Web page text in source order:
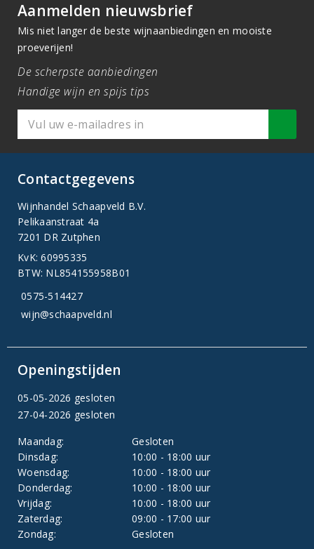
Aanmelden nieuwsbrief
Mis niet langer de beste wijnaanbiedingen en mooiste
proeverijen!
De scherpste aanbiedingen
Handige wijn en spijs tips
Contactgegevens
Wijnhandel Schaapveld B.V.
Pelikaanstraat 4a
7201 DR Zutphen
KvK: 60995335
BTW: NL854155958B01
0575-514427
wijn@schaapveld.nl
Openingstijden
05-05-2026 gesloten
27-04-2026 gesloten
Maandag:
Gesloten
Dinsdag:
10:00 - 18:00 uur
Woensdag:
10:00 - 18:00 uur
Donderdag:
10:00 - 18:00 uur
Vrijdag:
10:00 - 18:00 uur
Zaterdag:
09:00 - 17:00 uur
Zondag:
Gesloten